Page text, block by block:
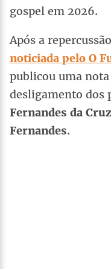
gospel em 2026.
Após a
noticiada pelo O
publicou uma
desligamento dos
Fernandes da Cruz
Fernandes.